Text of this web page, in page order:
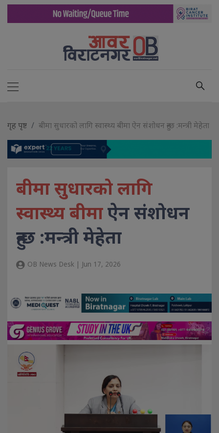
गृह पृष्ट बीमा सुधारको लागि स्वास्थ्य बीमा ऐन संशोधन हुन्छ :मन्त्री मेहेता
बीमा सुधारको लागि
स्वास्थ्य बीमाऐन संशोधन
हुन्छ :मन्त्री मेहेता
OB News Desk | Jun 17, 2026